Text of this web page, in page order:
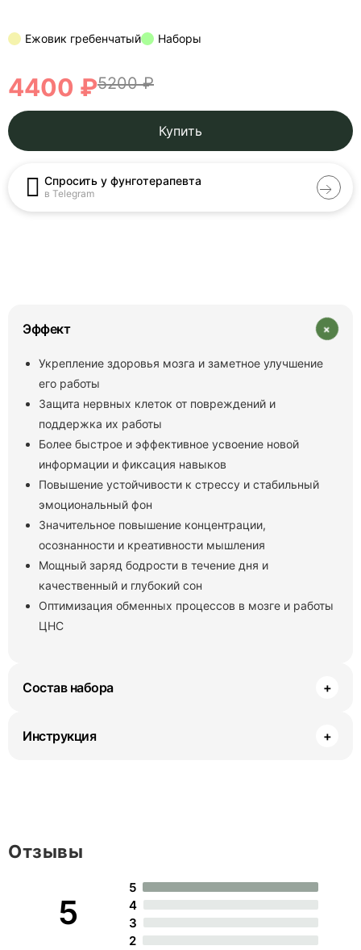
Ежовик гребенчатый Наборы
4400 ₽5200 ₽
Купить
Спросить у фунготерапевта
в Telegram
Эффект +
Укрепление здоровья мозга и заметное улучшение
его работы
Защита нервных клеток от повреждений и
поддержка их работы
Более быстрое и эффективное усвоение новой
информации и фиксация навыков
Повышение устойчивости к стрессу и стабильный
эмоциональный фон
Значительное повышение концентрации,
осознанности и креативности мышления
Мощный заряд бодрости в течение дня и
качественный и глубокий сон
Оптимизация обменных процессов в мозге и работы
ЦНС
Состав набора +
Инструкция +
5
5
4
3
2
Отзывы